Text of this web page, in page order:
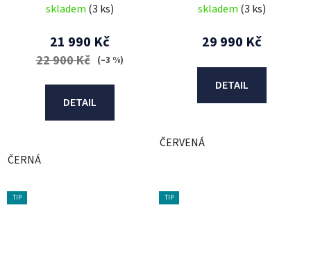
skladem (3 ks)
21 990 Kč
22 900 Kč (–3 %)
DETAIL
ČERNÁ
skladem (3 ks)
29 990 Kč
DETAIL
ČERVENÁ
TIP TIP